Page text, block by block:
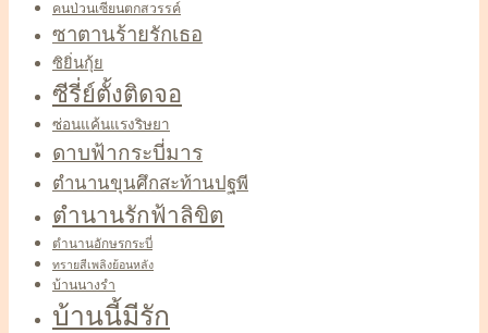
คนป่วนเซียนตกสวรรค์
ซาตานร้ายรักเธอ
ซิยิ่นกุ้ย
ซีรี่ย์ตั้งติดจอ
ซ่อนแค้นแรงริษยา
ดาบฟ้ากระบี่มาร
ตำนานขุนศึกสะท้านปฐพี
ตำนานรักฟ้าลิขิต
ตำนานอักษรกระบี่
ทรายสีเพลิงย้อนหลัง
บ้านนางรำ
บ้านนี้มีรัก